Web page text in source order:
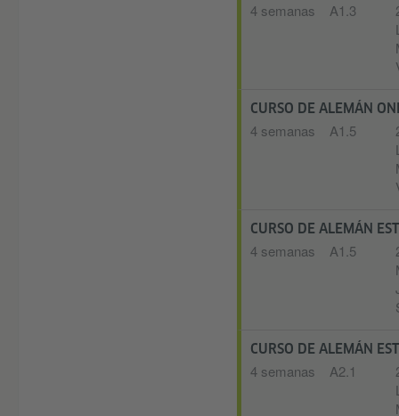
4 semanas A1.3
CURSO DE ALEMÁN
4 semanas A1.5
CURSO DE ALEMÁN
4 semanas A1.5
CURSO DE ALEMÁN
4 semanas A2.1